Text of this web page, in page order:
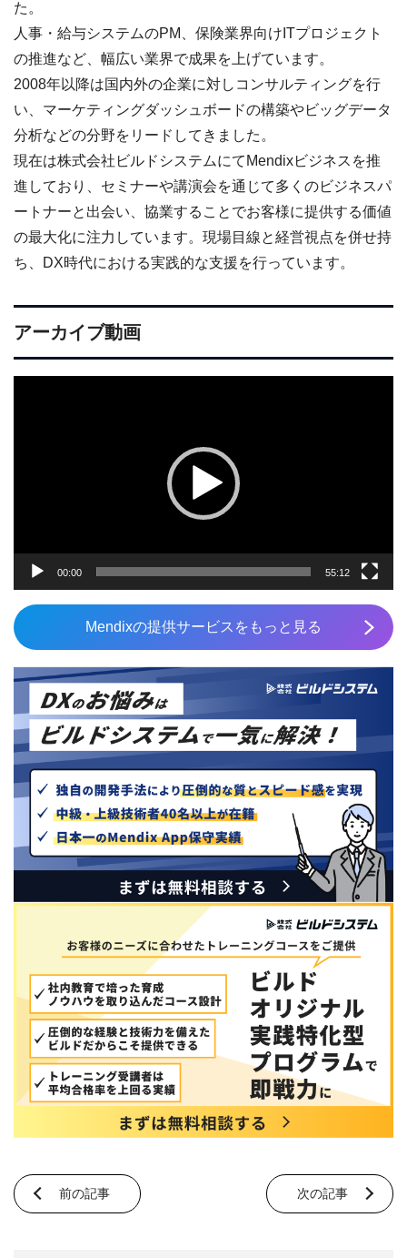
た。
人事・給与システムのPM、保険業界向けITプロジェクト
の推進など、幅広い業界で成果を上げています。
2008年以降は国内外の企業に対しコンサルティングを行
い、マーケティングダッシュボードの構築やビッグデータ
分析などの分野をリードしてきました。
現在は株式会社ビルドシステムにてMendixビジネスを推
進しており、セミナーや講演会を通じて多くのビジネスパ
ートナーと出会い、協業することでお客様に提供する価値
の最大化に注力しています。現場目線と経営視点を併せ持
ち、DX時代における実践的な支援を行っています。
アーカイブ動画
00:00 55:12
Mendixの提供サービスをもっと見る
前の記事 次の記事